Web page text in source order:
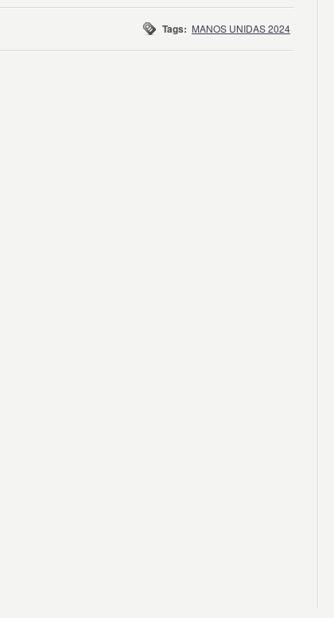
Tags: MANOS UNIDAS 2024